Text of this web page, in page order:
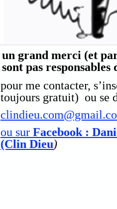
un grand merci (et
sont pas
pour me contacter,
toujours gratuit) ou se
ou sur Facebook :
(Clin Dieu)